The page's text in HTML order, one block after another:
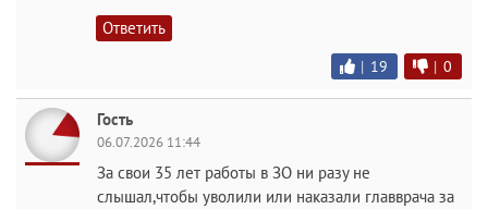
Ответить
| 19 | 0
Гость
06.07.2026 11:44
За свои 35 лет работы в ЗО ни разу не
слышал,чтобы уволили или наказали главврача за